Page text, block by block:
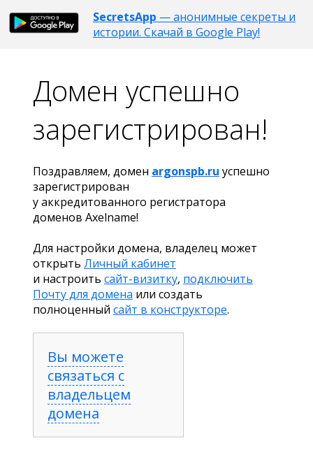
SecretsApp — анонимные секреты и
истории. Скачай в Google Play!
Домен успешно
зарегистрирован!
Поздравляем, домен argonspb.ru успешно
зарегистрирован
у аккредитованного регистратора
доменов Axelname!
Для настройки домена, владелец может
открыть Личный кабинет
и настроить сайт-визитку, подключить
Почту для домена или создать
полноценный сайт в конструкторе.
Вы можете
связаться с
владельцем
домена